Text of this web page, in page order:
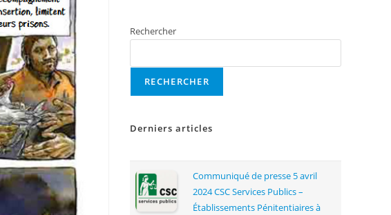
Rechercher
RECHERCHER
Derniers articles
Communiqué de presse 5 avril
2024 CSC Services Publics –
Établissements Pénitentiaires à